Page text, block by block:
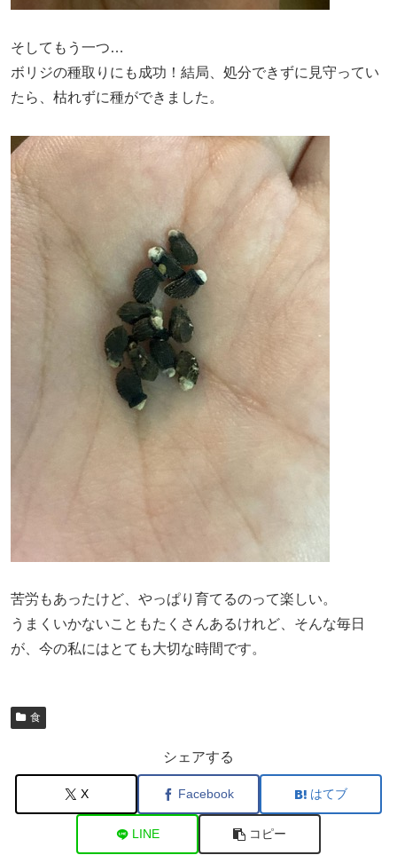
そしてもう一つ…
ボリジの種取りにも成功！結局、処分できずに見守ってい
たら、枯れずに種ができました。
苦労もあったけど、やっぱり育てるのって楽しい。
うまくいかないこともたくさんあるけれど、そんな毎日
が、今の私にはとても大切な時間です。
食
シェアする
X Facebook はてブ
LINE コピー